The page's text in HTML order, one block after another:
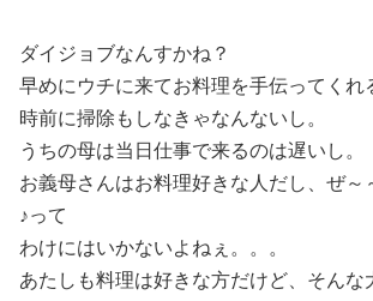
ダイジョブなんすかね？
早めにウチに来てお料理を手伝ってくれ
時前に掃除もしなきゃなんないし。
うちの母は当日仕事で来るのは遅いし。
お義母さんはお料理好きな人だし、ぜ～
♪って
わけにはいかないよねぇ。。。
あたしも料理は好きな方だけど、そんな